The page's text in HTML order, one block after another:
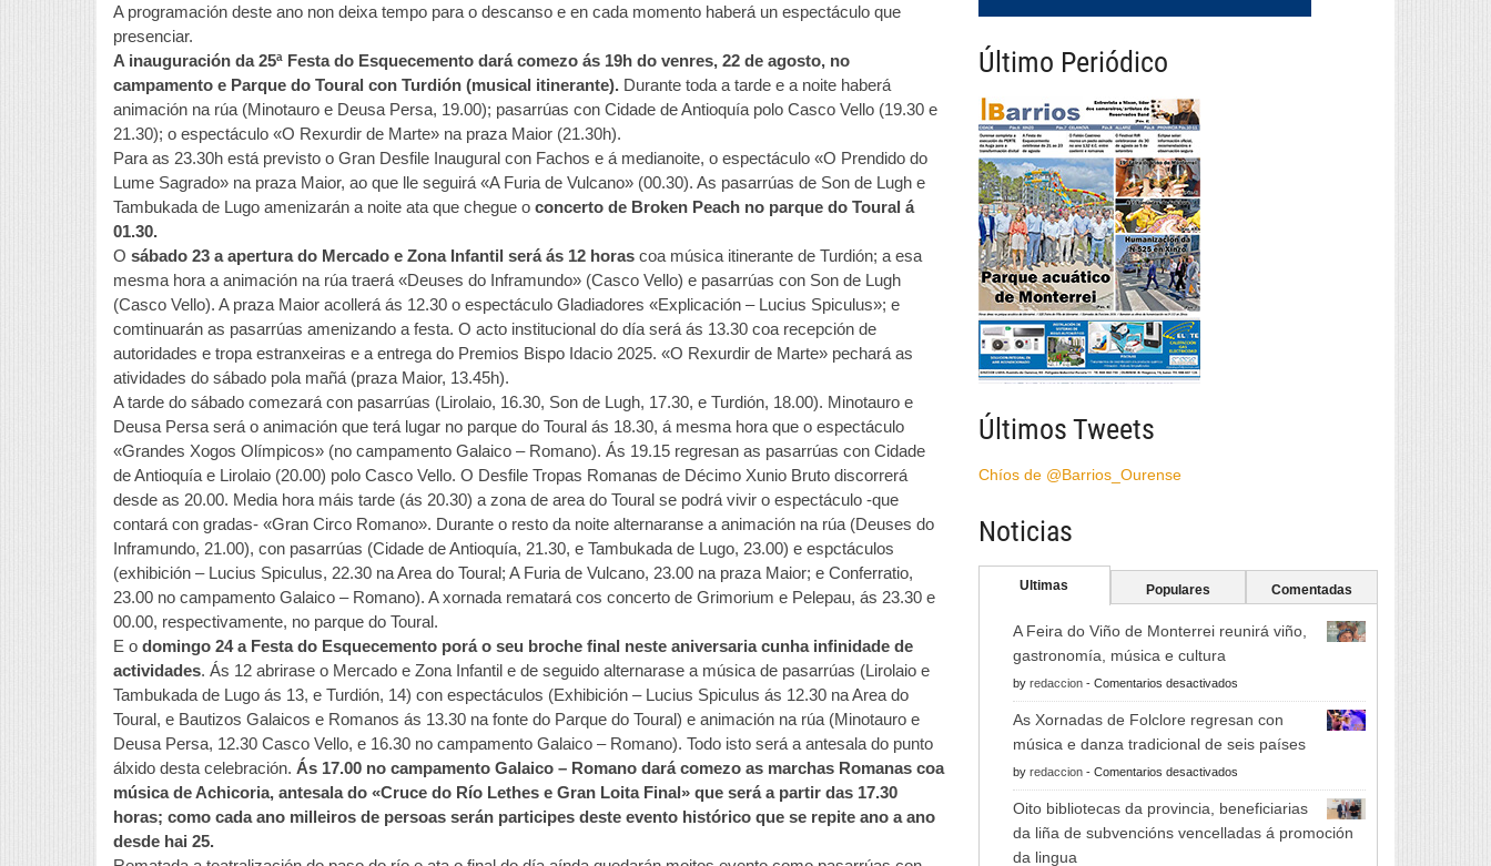
A programación deste ano non deixa tempo para o descanso e en cada momento haberá un espectáculo que
presenciar.
A inauguración da 25ª Festa do Esquecemento dará comezo ás 19h do venres, 22 de agosto, no
campamento e Parque do Toural con Turdión (musical itinerante). Durante toda a tarde e a noite haberá
animación na rúa (Minotauro e Deusa Persa, 19.00); pasarrúas con Cidade de Antioquía polo Casco Vello (19.30 e
21.30); o espectáculo «O Rexurdir de Marte» na praza Maior (21.30h).
Para as 23.30h está previsto o Gran Desfile Inaugural con Fachos e á medianoite, o espectáculo «O Prendido do
Lume Sagrado» na praza Maior, ao que lle seguirá «A Furia de Vulcano» (00.30). As pasarrúas de Son de Lugh e
Tambukada de Lugo amenizarán a noite ata que chegue o concerto de Broken Peach no parque do Toural á
01.30.
O sábado 23 a apertura do Mercado e Zona Infantil será ás 12 horas coa música itinerante de Turdión; a esa
mesma hora a animación na rúa traerá «Deuses do Inframundo» (Casco Vello) e pasarrúas con Son de Lugh
(Casco Vello). A praza Maior acollerá ás 12.30 o espectáculo Gladiadores «Explicación – Lucius Spiculus»; e
comtinuarán as pasarrúas amenizando a festa. O acto institucional do día será ás 13.30 coa recepción de
autoridades e tropa estranxeiras e a entrega do Premios Bispo Idacio 2025. «O Rexurdir de Marte» pechará as
atividades do sábado pola mañá (praza Maior, 13.45h).
A tarde do sábado comezará con pasarrúas (Lirolaio, 16.30, Son de Lugh, 17.30, e Turdión, 18.00). Minotauro e
Deusa Persa será o animación que terá lugar no parque do Toural ás 18.30, á mesma hora que o espectáculo
«Grandes Xogos Olímpicos» (no campamento Galaico – Romano). Ás 19.15 regresan as pasarrúas con Cidade
de Antioquía e Lirolaio (20.00) polo Casco Vello. O Desfile Tropas Romanas de Décimo Xunio Bruto discorrerá
desde as 20.00. Media hora máis tarde (ás 20.30) a zona de area do Toural se podrá vivir o espectáculo -que
contará con gradas- «Gran Circo Romano». Durante o resto da noite alternaranse a animación na rúa (Deuses do
Inframundo, 21.00), con pasarrúas (Cidade de Antioquía, 21.30, e Tambukada de Lugo, 23.00) e espctáculos
(exhibición – Lucius Spiculus, 22.30 na Area do Toural; A Furia de Vulcano, 23.00 na praza Maior; e Conferratio,
23.00 no campamento Galaico – Romano). A xornada rematará cos concerto de Grimorium e Pelepau, ás 23.30 e
00.00, respectivamente, no parque do Toural.
E o domingo 24 a Festa do Esquecemento porá o seu broche final neste aniversaria cunha infinidade de
actividades. Ás 12 abrirase o Mercado e Zona Infantil e de seguido alternarase a música de pasarrúas (Lirolaio e
Tambukada de Lugo ás 13, e Turdión, 14) con espectáculos (Exhibición – Lucius Spiculus ás 12.30 na Area do
Toural, e Bautizos Galaicos e Romanos ás 13.30 na fonte do Parque do Toural) e animación na rúa (Minotauro e
Deusa Persa, 12.30 Casco Vello, e 16.30 no campamento Galaico – Romano). Todo isto será a antesala do punto
álxido desta celebración. Ás 17.00 no campamento Galaico – Romano dará comezo as marchas Romanas coa
música de Achicoria, antesala do «Cruce do Río Lethes e Gran Loita Final» que será a partir das 17.30
horas; como cada ano milleiros de persoas serán participes deste evento histórico que se repite ano a ano
desde hai 25.
Último Periódico
Últimos Tweets
Chíos de @Barrios_Ourense
Noticias
Ultimas Populares Comentadas
A Feira do Viño de Monterrei reunirá viño,
gastronomía, música e cultura
by redaccion - Comentarios desactivados
A
de
Monterrei
As Xornadas de Folclore regresan con
música e danza tradicional de seis países
by redaccion - Comentarios desactivados
As
Oito bibliotecas da provincia, beneficiarias
da liña de subvencións vencelladas á promoción
da lingua